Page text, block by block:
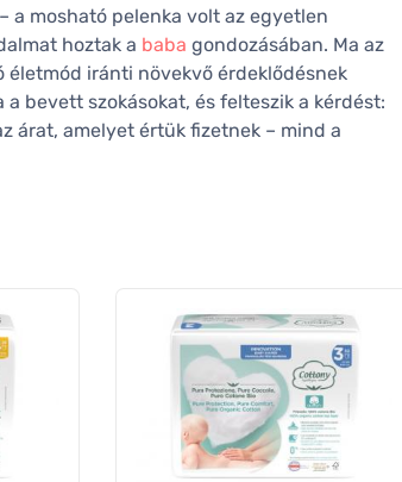
a mosható pelenka volt az egyetlen
hoztak a baba gondozásában. Ma az
iránti növekvő érdeklődésnek
bevett szokásokat, és felteszik a kérdést:
árat, amelyet értük fizetnek – mind a